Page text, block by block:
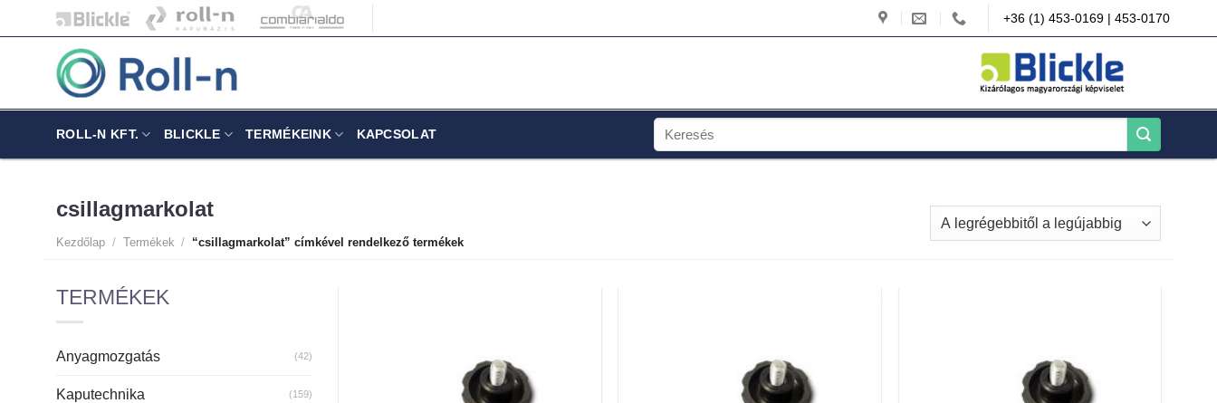
to
+36 (1) 453-0169 | 453-0170
ROLL-N KFT. BLICKLE TERMÉKEINK KAPCSOLAT
Keresés
következőre:
csillagmarkolat
Kezdőlap / Termékek / “csillagmarkolat” címkével rendelkező termékek
TERMÉKEK
Anyagmozgatás (42)
Kaputechnika (159)